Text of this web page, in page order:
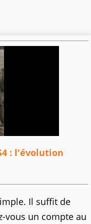
: l'évolution
Il suffit de
vous un compte au